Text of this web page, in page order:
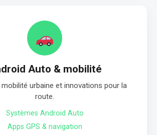
Auto & mobilité
mobilité urbaine et innovations pour la
route.
Systèmes Android Auto
Apps GPS & navigation